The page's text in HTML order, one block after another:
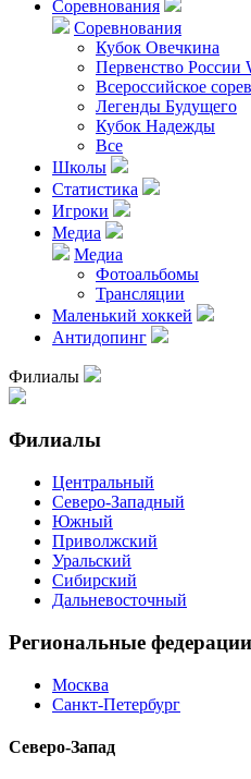
Соревнования
Соревнования
Кубок Овечкина
Первенство России
Всероссийское
Легенды Будущего
Кубок Надежды
Все
Школы
Статистика
Игроки
Медиа
Медиа
Фотоальбомы
Трансляции
Маленький хоккей
Антидопинг
Филиалы
Филиалы
Центральный
Северо-Западный
Южный
Приволжский
Уральский
Сибирский
Дальневосточный
Региональные федерации
Москва
Санкт-Петербург
Северо-Запад